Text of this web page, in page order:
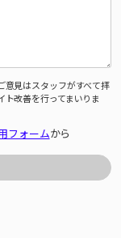
意見はスタッフがすべて拝
改善を行ってまいりま
フォームから